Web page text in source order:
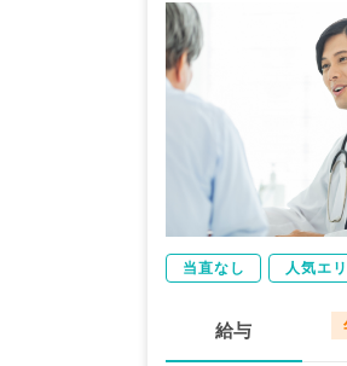
当直なし 人気エ
給与